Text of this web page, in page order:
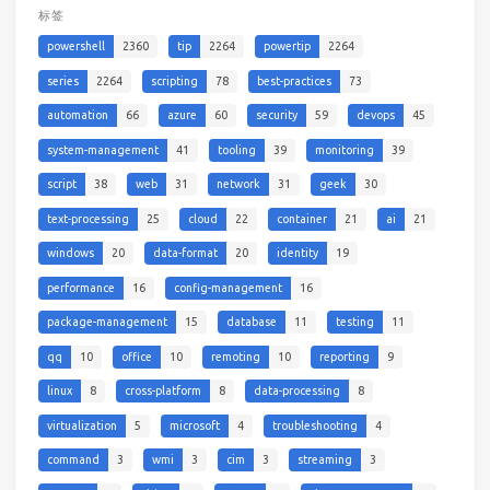
标签
powershell 2360 tip 2264 powertip 2264
series 2264 scripting 78 best-practices 73
automation 66 azure 60 security 59 devops 45
system-management 41 tooling 39 monitoring 39
script 38 web 31 network 31 geek 30
text-processing 25 cloud 22 container 21 ai 21
windows 20 data-format 20 identity 19
performance 16 config-management 16
package-management 15 database 11 testing 11
qq 10 office 10 remoting 10 reporting 9
linux 8 cross-platform 8 data-processing 8
virtualization 5 microsoft 4 troubleshooting 4
command 3 wmi 3 cim 3 streaming 3